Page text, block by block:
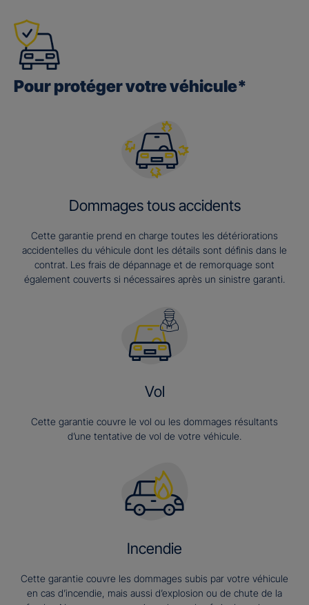
Pour protéger votre véhicule*
Dommages tous accidents
Cette garantie prend en charge toutes les détériorations
accidentelles du véhicule dont les détails sont définis dans le
contrat. Les frais de dépannage et de remorquage sont
également couverts si nécessaires après un sinistre garanti.
Vol
Cette garantie couvre le vol ou les dommages résultants
d’une tentative de vol de votre véhicule.
Incendie
Cette garantie couvre les dommages subis par votre véhicule
en cas d’incendie, mais aussi d’explosion ou de chute de la